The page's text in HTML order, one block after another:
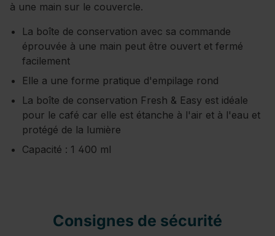
à une main sur le couvercle.
La boîte de conservation avec sa commande
éprouvée à une main peut être ouvert et fermé
facilement
Elle a une forme pratique d'empilage rond
La boîte de conservation Fresh & Easy est idéale
pour le café car elle est étanche à l'air et à l'eau et
protégé de la lumière
Capacité : 1 400 ml
Consignes de sécurité